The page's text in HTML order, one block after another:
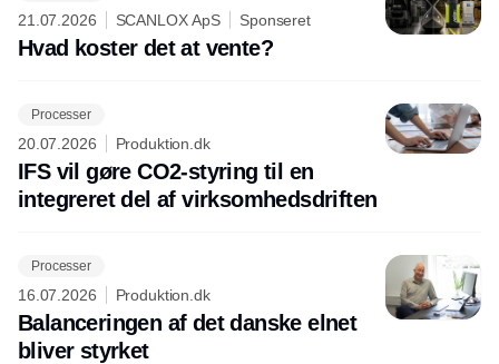
21.07.2026 SCANLOX ApS Sponseret
Hvad koster det at vente?
Processer
20.07.2026 Produktion.dk
IFS vil gøre CO2-styring til en
integreret del af virksomhedsdriften
Processer
16.07.2026 Produktion.dk
Balanceringen af det danske elnet
bliver styrket